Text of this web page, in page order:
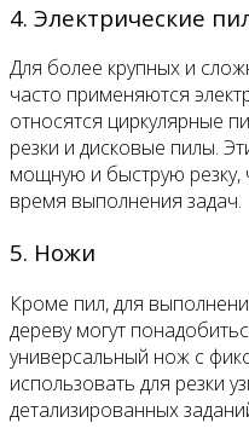
4. Электрические
Для более крупных и
часто применяются
относятся циркулярные
резки и дисковые пилы.
мощную и быструю резку,
время выполнения задач.
5. Ножи
Кроме пил, для
дереву могут
универсальный нож с
использовать для резки
детализированных